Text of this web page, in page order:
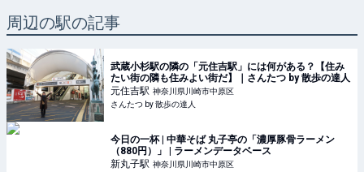
周辺の駅の記事
武蔵小杉駅の隣の「元住吉駅」には何がある？【住み
たい街の隣も住みよい街だ】｜さんたつ by 散歩の達人
元住吉駅 神奈川県川崎市中原区
さんたつ by 散歩の達人
今日の一杯 | 中華そば 丸子亭の「濃厚豚骨ラーメン
（880円）」 | ラーメンデータベース
新丸子駅 神奈川県川崎市中原区